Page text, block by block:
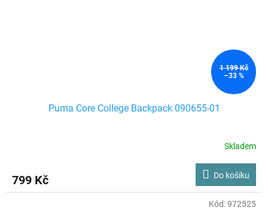
1 199 Kč
–33 %
Puma Core College Backpack 090655-01
Skladem
799 Kč Do košíku
Kód:972525